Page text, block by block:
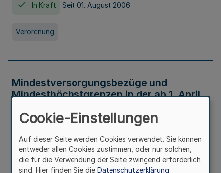
In Kraft Seit 01. August 2006
Verordnung
Mindestversorgungsbezüge und
Mindesthöchstgrenzen in der ab 1. April
Verwaltungsvorschrift
Cookie-Einstellungen
Auf dieser Seite werden Cookies verwendet. Sie können
entweder allen Cookies zustimmen, oder nur solchen,
die für die Verwendung der Seite zwingend erforderlich
sind. Hier finden Sie die Datenschutzerklärung